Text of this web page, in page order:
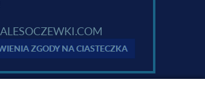
ZGODY NA CIASTECZKA